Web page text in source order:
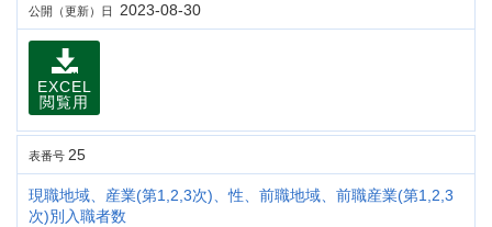
公開（更新）日 2023-08-30
EXCEL
閲覧用
表番号 25
現職地域、産業(第1,2,3次)、性、前職地域、前職産業(第1,2,3
次)別入職者数